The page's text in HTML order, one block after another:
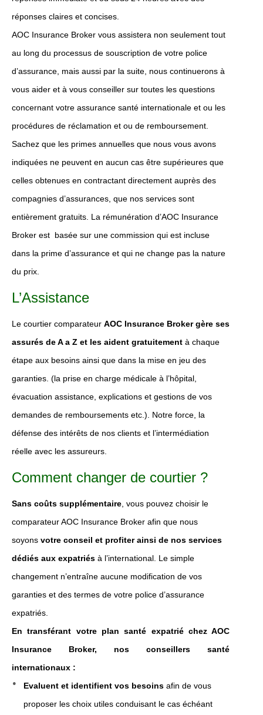
réponses claires et concises.
AOC Insurance Broker vous assistera non seulement tout
au long du processus de souscription de votre police
d’assurance, mais aussi par la suite, nous continuerons à
vous aider et à vous conseiller sur toutes les questions
concernant votre assurance santé internationale et ou les
procédures de réclamation et ou de remboursement.
Sachez que les primes annuelles que nous vous avons
indiquées ne peuvent en aucun cas être supérieures que
celles obtenues en contractant directement auprès des
compagnies d’assurances, que nos services sont
entièrement gratuits. La rémunération d’AOC Insurance
Broker est basée sur une commission qui est incluse
dans la prime d’assurance et qui ne change pas la nature
du prix.
L’Assistance
Le courtier comparateur AOC Insurance Broker gère ses
assurés de A a Z et les aident gratuitement à chaque
étape aux besoins ainsi que dans la mise en jeu des
garanties. (la prise en charge médicale à l’hôpital,
évacuation assistance, explications et gestions de vos
demandes de remboursements etc.). Notre force, la
défense des intérêts de nos clients et l’intermédiation
réelle avec les assureurs.
Comment changer de courtier ?
Sans coûts supplémentaire , vous pouvez choisir le
comparateur AOC Insurance Broker afin que nous
soyons votre conseil et profiter ainsi de nos services
dédiés aux expatriés à l’international. Le simple
changement n’entraîne aucune modification de vos
garanties et des termes de votre police d’assurance
expatriés.
En transférant votre plan santé expatrié chez AOC
Insurance Broker, nos conseillers santé
internationaux :
Evaluent et identifient vos besoins afin de vous
proposer les choix utiles conduisant le cas échéant